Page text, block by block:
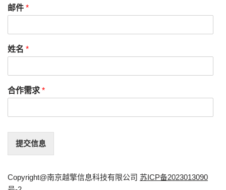
邮件 *
姓名 *
合作需求 *
提交信息
Copyright@南京越擎信息科技有限公司 苏ICP备2023013090